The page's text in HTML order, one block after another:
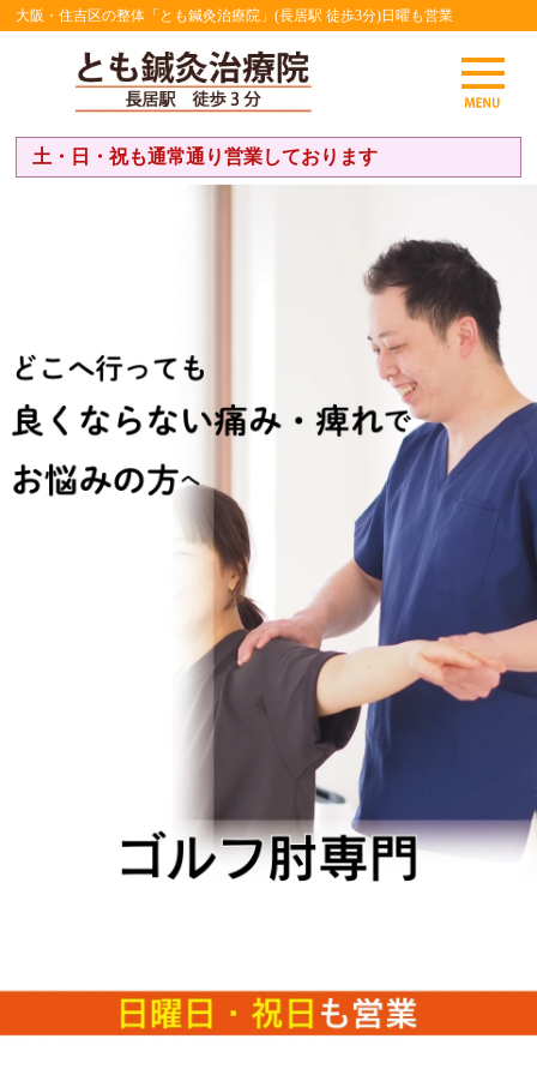
大阪・住吉区の整体「とも鍼灸治療院」(長居駅 徒歩3分)日曜も営業
土・日・祝も通常通り営業しております